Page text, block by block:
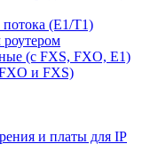
(E1/T1)
(c FXS, FXO, E1)
и FXS)
и платы для IP